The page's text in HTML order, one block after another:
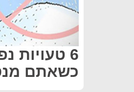
6
כשאתם